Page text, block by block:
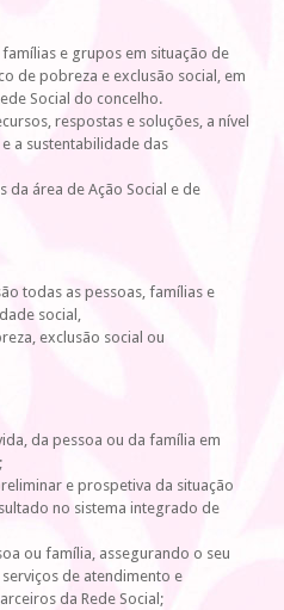
e grupos em situação de
de pobreza e exclusão social, em
Social do concelho.
respostas e soluções, a nível
a sustentabilidade das
da área de Ação Social e de
todas as pessoas, famílias e
social,
exclusão social ou
da pessoa ou da família em
e prospetiva da situação
no sistema integrado de
ou família, assegurando o seu
de atendimento e
da Rede Social;